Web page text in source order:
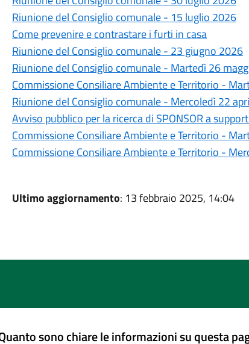
Riunione del Consiglio comunale - 15 luglio 2026
Come prevenire e contrastare i furti in casa
Riunione del Consiglio comunale - 23 giugno 2026
Riunione del Consiglio comunale - Martedì 26
Commissione Consiliare Ambiente e Territorio -
Riunione del Consiglio comunale - Mercoledì 22
Avviso pubblico per la ricerca di SPONSOR a
Commissione Consiliare Ambiente e Territorio -
Commissione Consiliare Ambiente e Territorio -
Ultimo aggiornamento: 13 febbraio 2025, 14:04
sono chiare le informazioni su questa